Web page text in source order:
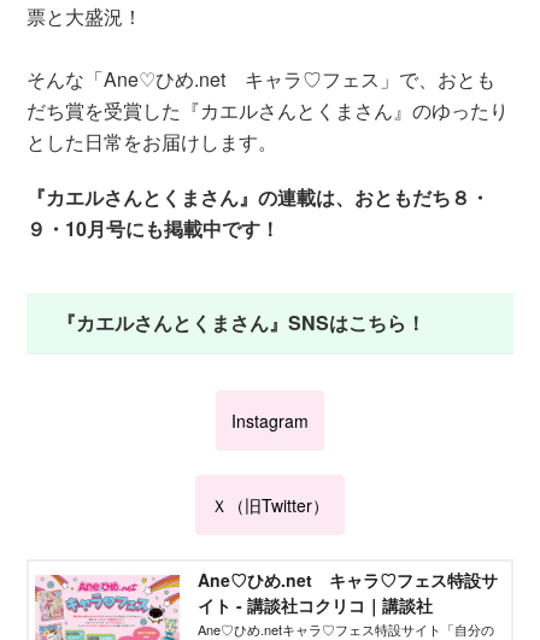
票と大盛況！
そんな「Ane♡ひめ.net キャラ♡フェス」で、おとも
だち賞を受賞した『カエルさんとくまさん』のゆったり
とした日常をお届けします。
『カエルさんとくまさん』の連載は、おともだち８・
９・10月号にも掲載中です！
『カエルさんとくまさん』SNSはこちら！
Instagram
Ｘ（旧Twitter）
Ane♡ひめ.net キャラ♡フェス特設サ
イト - 講談社コクリコ｜講談社
Ane♡ひめ.netキャラ♡フェス特設サイト「自分の